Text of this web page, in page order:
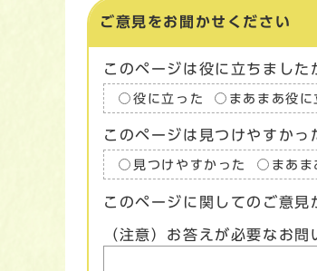
ご意見をお聞かせください
このページは役に立ちました
役に立った まあまあ役に
このページは見つけやすかっ
見つけやすかった まあま
このページに関してのご意見
（注意）お答えが必要なお